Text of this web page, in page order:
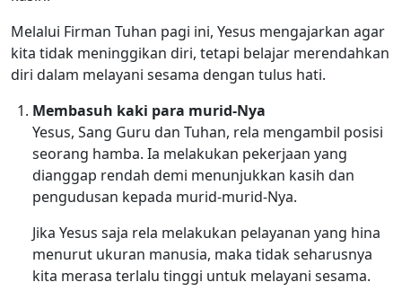
Melalui Firman Tuhan pagi ini, Yesus mengajarkan agar
kita tidak meninggikan diri, tetapi belajar merendahkan
diri dalam melayani sesama dengan tulus hati.
Membasuh kaki para murid-Nya
Yesus, Sang Guru dan Tuhan, rela mengambil posisi
seorang hamba. Ia melakukan pekerjaan yang
dianggap rendah demi menunjukkan kasih dan
pengudusan kepada murid-murid-Nya.
Jika Yesus saja rela melakukan pelayanan yang hina
menurut ukuran manusia, maka tidak seharusnya
kita merasa terlalu tinggi untuk melayani sesama.